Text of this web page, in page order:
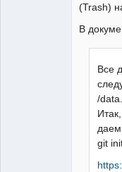
(Trash)
В
Все
/data.
git